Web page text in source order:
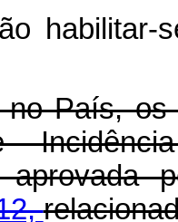
habilitar-
País, os
aprovada